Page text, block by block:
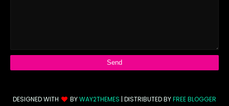
DESIGNED WITH BYWAY2THEMES | DISTRIBUTED BYFREE BLOGGER